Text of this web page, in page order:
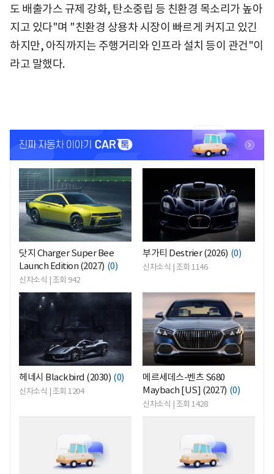
도 배출가스 규제 강화, 탄소중립 등 친환경 목소리가 높아
지고 있다"며 "친환경 상용차 시장이 빠르게 커지고 있긴
하지만, 아직까지는 주행거리와 인프라 설치 등이 관건"이
라고 말했다.
<
닷지 Charger Super Bee
Launch Edition (2027) (0)
신차소식 | 조회 942
부가티 Destrier (2026) (0)
신차소식 | 조회 1146
<
헤네시 Blackbird (2030) (0)
신차소식 | 조회 1204
<
메르세데스-벤츠 S680
Maybach [US] (2027) (0)
신차소식 | 조회 1428